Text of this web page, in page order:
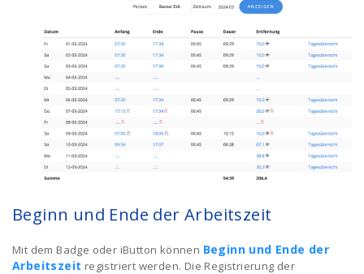
Beginn und Ende der Arbeitszeit
Mit dem Badge oder iButton können Beginn und Ende der
Arbeitszeit registriert werden. Die Registrierung der